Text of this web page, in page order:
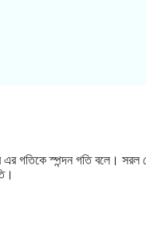
এর গতিকে স্পন্দন গতি বলে। সরল